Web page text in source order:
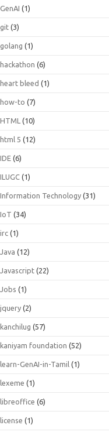
GenAI (1)
git (3)
golang (1)
hackathon (6)
heart bleed (1)
how-to (7)
HTML (10)
html 5 (12)
IDE (6)
ILUGC (1)
Information Technology (31)
IoT (34)
irc (1)
Java (12)
Javascript (22)
Jobs (1)
jquery (2)
kanchilug (57)
kaniyam foundation (52)
learn-GenAI-in-Tamil (1)
lexeme (1)
libreoffice (6)
license (1)